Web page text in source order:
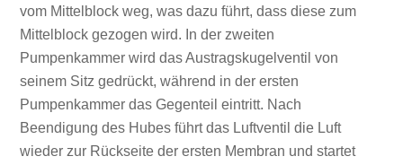
vom Mittelblock weg, was dazu führt, dass diese zum
Mittelblock gezogen wird. In der zweiten
Pumpenkammer wird das Austragskugelventil von
seinem Sitz gedrückt, während in der ersten
Pumpenkammer das Gegenteil eintritt. Nach
Beendigung des Hubes führt das Luftventil die Luft
wieder zur Rückseite der ersten Membran und startet